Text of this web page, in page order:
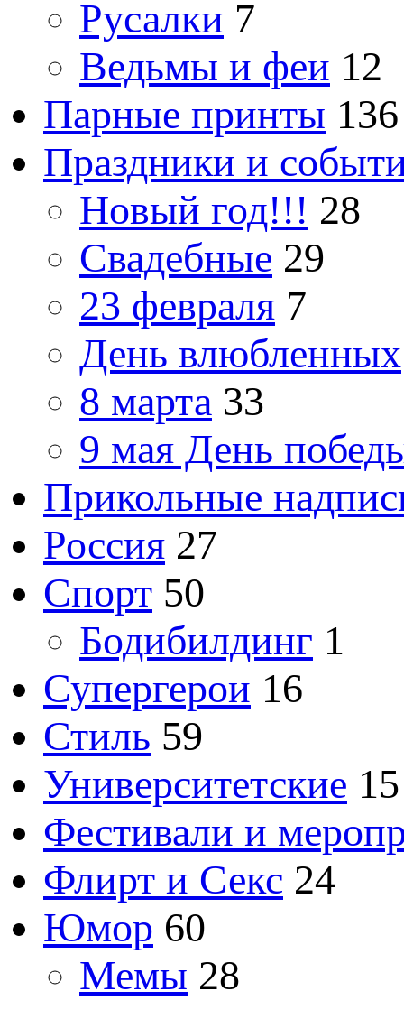
Русалки 7
Ведьмы и феи 12
Парные принты 136
Праздники и
Новый год!!! 28
Свадебные 29
23 февраля 7
День влюбленных
8 марта 33
9 мая День
Прикольные
Россия 27
Спорт 50
Бодибилдинг 1
Супергерои 16
Стиль 59
Университетские 15
Фестивали и
Флирт и Секс 24
Юмор 60
Мемы 28